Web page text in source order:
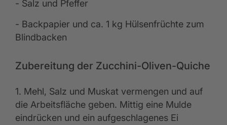
- Salz und Pfeffer
- Backpapier und ca. 1 kg Hülsenfrüchte zum
Blindbacken
Zubereitung der Zucchini-Oliven-Quiche
1. Mehl, Salz und Muskat vermengen und auf
die Arbeitsfläche geben. Mittig eine Mulde
eindrücken und ein aufgeschlagenes Ei